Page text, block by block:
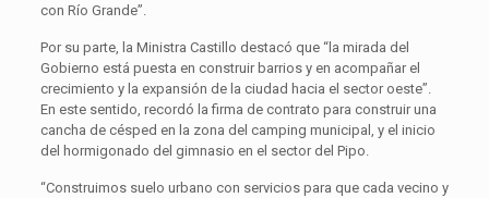
con Río Grande”.
Por su parte, la Ministra Castillo destacó que “la mirada del
Gobierno está puesta en construir barrios y en acompañar el
crecimiento y la expansión de la ciudad hacia el sector oeste”.
En este sentido, recordó la firma de contrato para construir una
cancha de césped en la zona del camping municipal, y el inicio
del hormigonado del gimnasio en el sector del Pipo.
“Construimos suelo urbano con servicios para que cada vecino y